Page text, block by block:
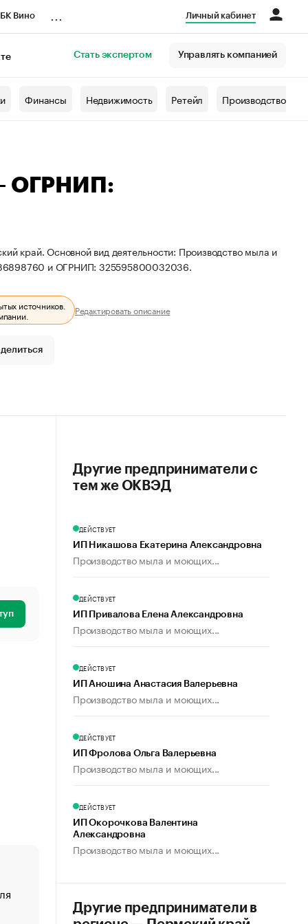
Вино Личный кабинет
Стать экспертом Управлять компанией
Финансы Недвижимость Ретейл Производство
ОГРНИП:
край. Основной вид деятельности: Производство мыла и
и ОГРНИП: 325595800032036.
источников.
Редактировать описание
создавшей GTA
Другие предприниматели с
тем же ОКВЭД
ДЕЙСТВУЕТ
ИП Никашова Екатерина Александровна
Производство мыла и моющих...
ДЕЙСТВУЕТ
ИП Привалова Елена Александровна
Производство мыла и моющих...
ДЕЙСТВУЕТ
ИП Аношина Анастасия Валерьевна
Производство мыла и моющих...
ДЕЙСТВУЕТ
ИП Фролова Ольга Валерьевна
Производство мыла и моющих...
ДЕЙСТВУЕТ
ИП Окорочкова Валентина
Александровна
Производство мыла и моющих...
Другие предприниматели в